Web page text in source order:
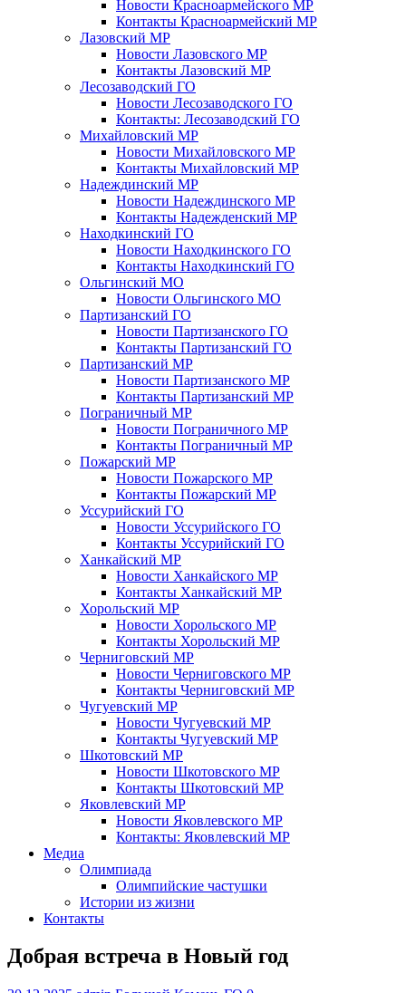
Новости Красноармейского МР
Контакты Красноармейский МР
Лазовский МР
Новости Лазовского МР
Контакты Лазовский МР
Лесозаводский ГО
Новости Лесозаводского ГО
Контакты: Лесозаводский ГО
Михайловский МР
Новости Михайловского МР
Контакты Михайловский МР
Надеждинский МР
Новости Надеждинского МР
Контакты Надежденский МР
Находкинский ГО
Новости Находкинского ГО
Контакты Находкинский ГО
Ольгинский МО
Новости Ольгинского МО
Партизанский ГО
Новости Партизанского ГО
Контакты Партизанский ГО
Партизанский МР
Новости Партизанского МР
Контакты Партизанский МР
Пограничный МР
Новости Пограничного МР
Контакты Пограничный МР
Пожарский МР
Новости Пожарского МР
Контакты Пожарский МР
Уссурийский ГО
Новости Уссурийского ГО
Контакты Уссурийский ГО
Ханкайский МР
Новости Ханкайского МР
Контакты Ханкайский МР
Хорольский МР
Новости Хорольского МР
Контакты Хорольский МР
Черниговский МР
Новости Черниговского МР
Контакты Черниговский МР
Чугуевский МР
Новости Чугуевский МР
Контакты Чугуевский МР
Шкотовский МР
Новости Шкотовского МР
Контакты Шкотовский МР
Яковлевский МР
Новости Яковлевского МР
Контакты: Яковлевский МР
Медиа
Олимпиада
Олимпийские частушки
Истории из жизни
Контакты
Добрая встреча в Новый год